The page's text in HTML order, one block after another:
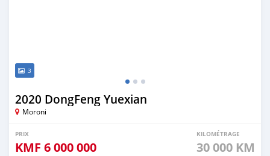
3
2020 DongFeng Yuexian
Moroni
PRIX
KMF 6 000 000
KILOMÉTRAGE
30 000 KM